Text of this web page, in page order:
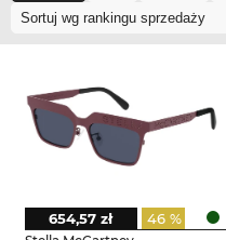
46 %
654,57 zł